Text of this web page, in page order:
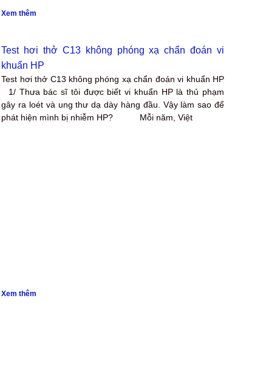
Xem thêm
Test hơi thở C13 không phóng xạ chẩn đoán vi
khuẩn HP
Test hơi thở C13 không phóng xạ chẩn đoán vi khuẩn HP
1/ Thưa bác sĩ tôi được biết vi khuẩn HP là thủ phạm
gây ra loét và ung thư dạ dày hàng đầu. Vậy làm sao để
phát hiện mình bị nhiễm HP? Mỗi năm, Việt
Xem thêm